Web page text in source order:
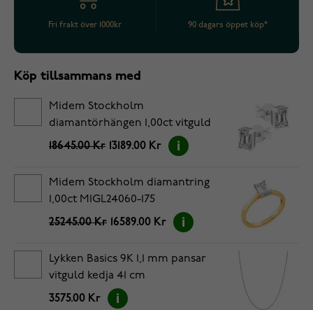
Fri frakt över 1000kr 90 dagars öppet köp*
Köp tillsammans med
Midem Stockholm
diamantörhängen 1,00ct vitguld
18645.00 Kr 13189.00 Kr
Midem Stockholm diamantring
1,00ct MIGL24060-175
25245.00 Kr 16589.00 Kr
Lykken Basics 9K 1,1 mm pansar
vitguld kedja 41 cm
3575.00 Kr